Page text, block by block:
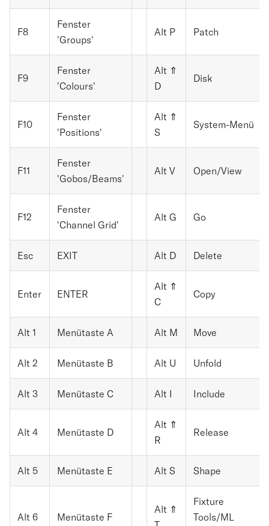
F8
Fenster
'Groups'
Alt P Patch
F9
Fenster
'Colours'
Alt ⇑
D
Disk
F10
Fenster
'Positions'
Alt ⇑
S
System-Menü
F11
Fenster
'Gobos/Beams'
Alt V Open/View
F12
Fenster
'Channel Grid'
Alt G Go
Esc EXIT Alt D Delete
Enter ENTER
Alt ⇑
C
Copy
Alt 1 Menütaste A Alt M Move
Alt 2 Menütaste B Alt U Unfold
Alt 3 Menütaste C Alt I Include
Alt 4 Menütaste D
Alt ⇑
R
Release
Alt 5 Menütaste E Alt S Shape
Alt 6 Menütaste F
Alt ⇑
Fixture
Tools/ML